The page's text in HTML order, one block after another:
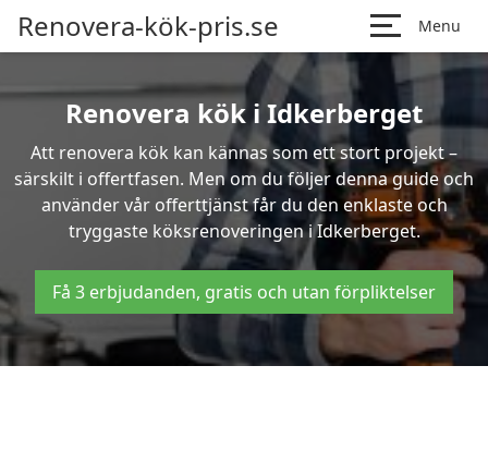
Renovera-kök-pris.se Menu
Renovera kök i Idkerberget
Att renovera kök kan kännas som ett stort projekt –
särskilt i offertfasen. Men om du följer denna guide och
använder vår offerttjänst får du den enklaste och
tryggaste köksrenoveringen i Idkerberget.
Få 3 erbjudanden, gratis och utan förpliktelser